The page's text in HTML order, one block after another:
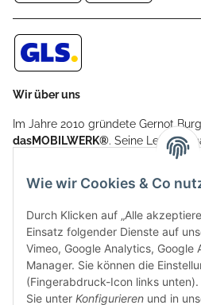
Wir über uns
Im Jahre 2010 gründete Gernot
dasMOBILWERK®. Seine
ein Car Cover anzubieten -
weitere Produkte, wie
sind mit hochwertigen Techniken
dasMOBILWERK® ist seit der
Familienunternehmen, welches
Wachstumskurs befindet. Hier
Wie wir Cookies & Co
Durch Klicken auf „Alle
Einsatz folgender Dienste auf
Vimeo, Google Analytics, Google
Manager. Sie können die
(Fingerabdruck-Icon links
Sie unter Konfigurieren und in